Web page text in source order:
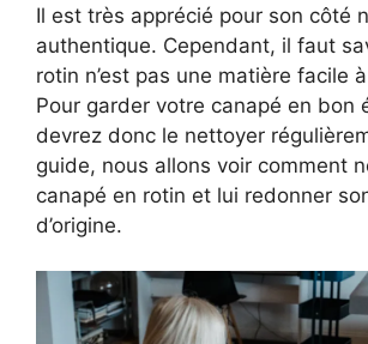
Il est très apprécié pour son côté
authentique. Cependant, il faut
rotin n’est pas une matière facile
Pour garder votre canapé en bon
devrez donc le nettoyer
guide, nous allons voir comment
canapé en rotin et lui redonner
d’origine.